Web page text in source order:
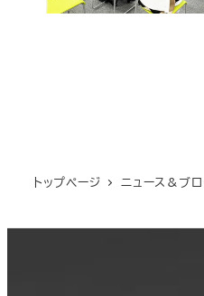
トップページ ニュース＆ブ